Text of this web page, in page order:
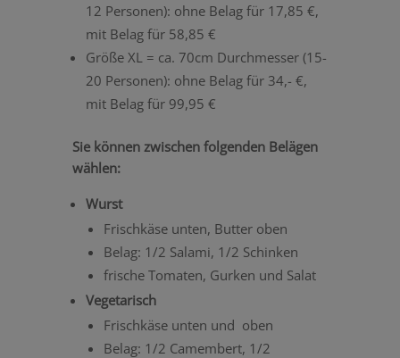
12 Personen): ohne Belag für 17,85 €,
mit Belag für 58,85 €
Größe XL = ca. 70cm Durchmesser (15-
20 Personen): ohne Belag für 34,- €,
mit Belag für 99,95 €
Sie können zwischen folgenden Belägen
wählen:
Wurst
Frischkäse unten, Butter oben
Belag: 1/2 Salami, 1/2 Schinken
frische Tomaten, Gurken und Salat
Vegetarisch
Frischkäse unten und oben
Belag: 1/2 Camembert, 1/2